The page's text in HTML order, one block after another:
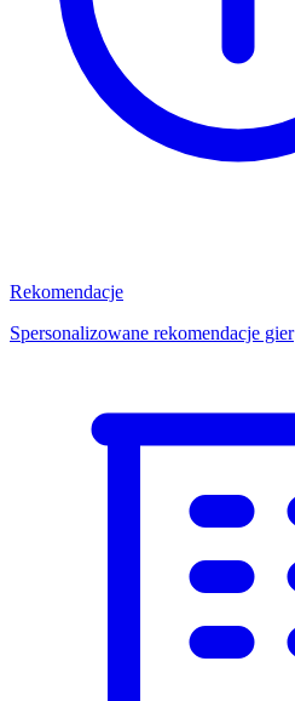
Rekomendacje
Spersonalizowane rekomendacje gier